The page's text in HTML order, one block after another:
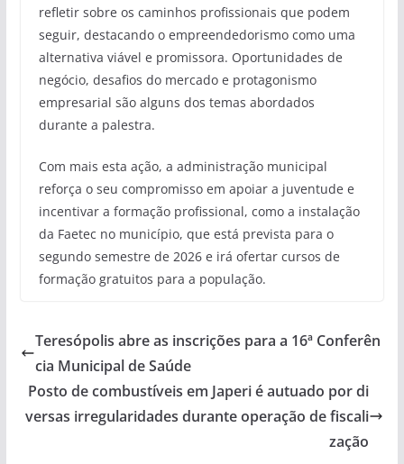
refletir sobre os caminhos profissionais que podem
seguir, destacando o empreendedorismo como uma
alternativa viável e promissora. Oportunidades de
negócio, desafios do mercado e protagonismo
empresarial são alguns dos temas abordados
durante a palestra.
Com mais esta ação, a administração municipal
reforça o seu compromisso em apoiar a juventude e
incentivar a formação profissional, como a instalação
da Faetec no município, que está prevista para o
segundo semestre de 2026 e irá ofertar cursos de
formação gratuitos para a população.
Teresópolis abre as inscrições para a 16ª Conferên
cia Municipal de Saúde
Posto de combustíveis em Japeri é autuado por di
versas irregularidades durante operação de fiscali
zação